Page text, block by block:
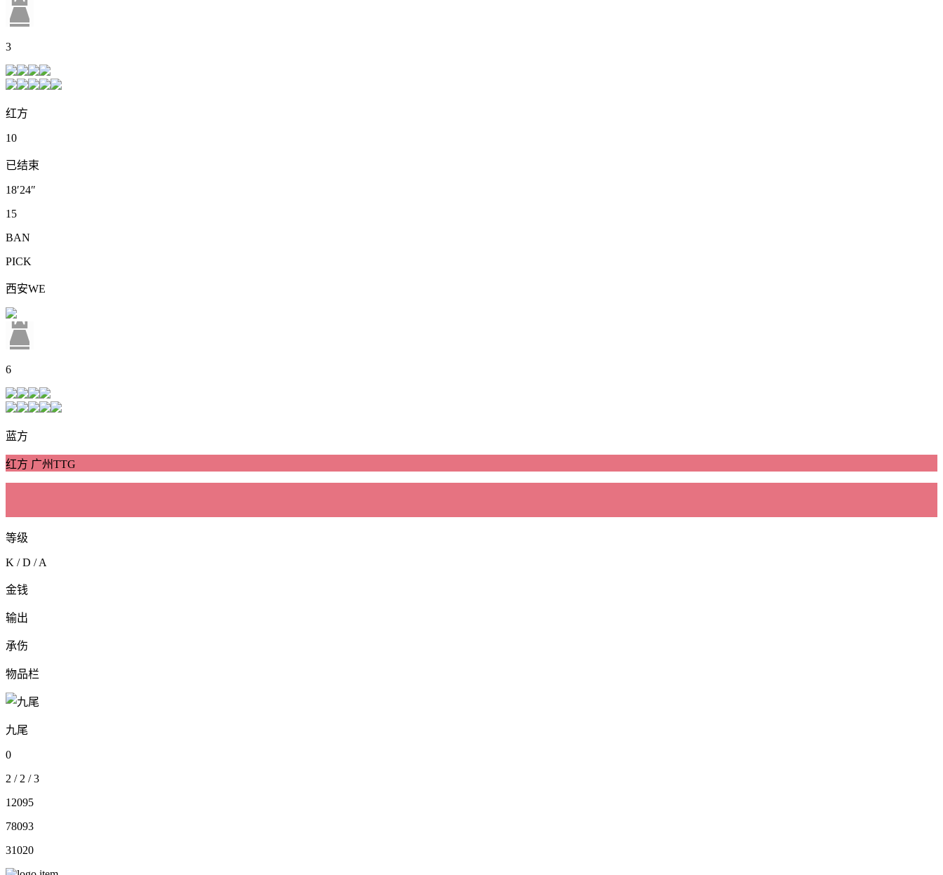
3
红方
10
已结束
18′24″
15
BAN
PICK
西安WE
6
蓝方
红方 广州TTG
等级
K / D / A
金钱
输出
承伤
物品栏
九尾
0
2 /2 /3
12095
78093
31020